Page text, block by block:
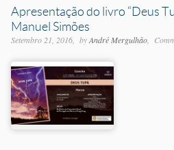
Apresentação do livro “Deus
Manuel Simões
Setembro 21, 2016 byAndré Mergulhão